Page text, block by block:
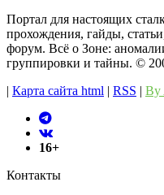
Портал для настоящих
прохождения, гайды,
форум. Всё о Зоне:
группировки и тайны. ©️
| Карта сайта html | RSS | By
16+
Контакты